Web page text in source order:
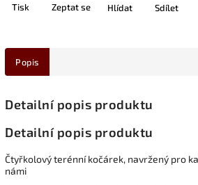
Tisk Zeptat se Hlídat Sdílet
Popis
Detailní popis produktu
Detailní popis produktu
Čtyřkolový terénní kočárek, navržený pro
námi